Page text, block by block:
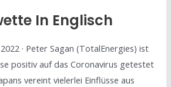
In Englisch
· Peter Sagan (TotalEnergies) ist
positiv auf das Coronavirus getestet
vereint vielerlei Einflüsse aus